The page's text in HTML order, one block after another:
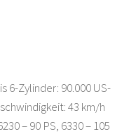
6-Zylinder: 90.000 US-
43 km/h
– 90 PS, 6330 – 105